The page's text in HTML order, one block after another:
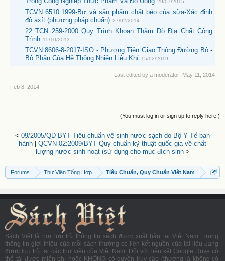
29/07/2015
TCVN 6510:1999-Bơ và sản phẩm chất béo của sữa-Xác định
độ axít (phương pháp chuẩn) 27/02/2014
22 TCN 259-2000 Quy Trình Khoan Thăm Dò Địa Chất Công
Trình 15/10/2013
TCVN 8606-8-2017-ISO - Phương Tiện Giao Thông Đường Bộ -
Bộ Phận Của Hệ Thống Nhiên Liệu Khí 15/02/2019
Last edited by a moderator: May 11, 2014
Feb 8, 2014
(You must log in or sign up to reply here.)
< 09/2005/QĐ-BYT Tiêu chuẩn vệ sinh nước sạch do Bộ Y Tế ban
hành
QCVN 02:2009/BYT Quy chuẩn kỹ thuật quốc gia về chất
lượng nước sinh hoạt (sử dụng cho mục đích sinh>
Forums Thư Viện Tổng Hợp Tiêu Chuẩn, Quy Chuẩn Việt Nam
Sách Việt là nơi lưu trữ thông tin sách được xuất bản tại Việt Nam. Trong
thông tin giới thiệu của mỗi sách thường có liên kết nguồn của tài liệu đang
được lưu trữ tại các thư viện của Việt Nam. Đối với liên kết Google Drive có
thể tải được miễn phí hoặc KHÔNG có quyền truy cập (thường là không có